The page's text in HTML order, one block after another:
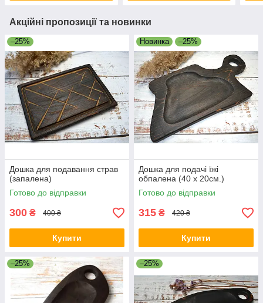
Акційні пропозиції та новинки
–25%
Дошка для подавання страв
(запалена)
Готово до відправки
300 ₴ 400 ₴
Купити
Новинка –25%
Дошка для подачі їжі
обпалена (40 х 20см.)
Готово до відправки
315 ₴ 420 ₴
Купити
–25% –25%